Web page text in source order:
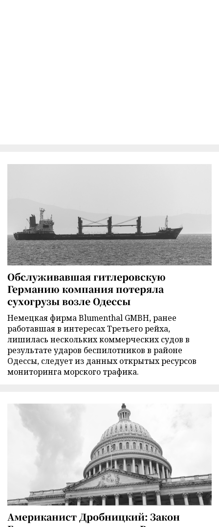
Обслуживавшая гитлеровскую
Германию компания потеряла
сухогрузы возле Одессы
Немецкая фирма Blumenthal GMBH, ранее
работавшая в интересах Третьего рейха,
лишилась нескольких коммерческих судов в
результате ударов беспилотников в районе
Одессы, следует из данных открытых ресурсов
мониторинга морского трафика.
Американист Дробницкий: Закон